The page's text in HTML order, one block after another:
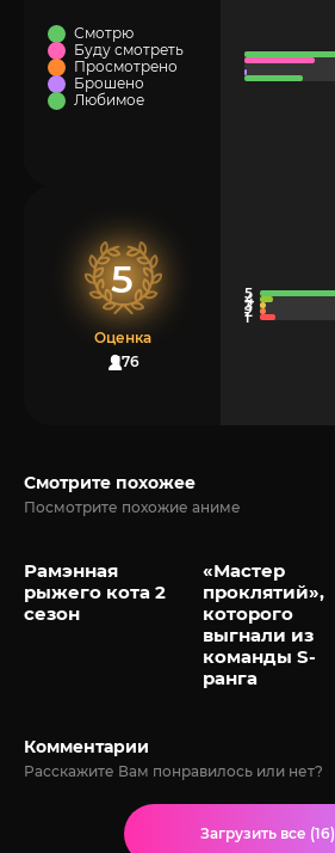
Смотрю
Буду смотреть
Просмотрено
Брошено
Любимое
5
Оценка
176
Смотрите похожее
Посмотрите похожие аниме
Рамэнная
рыжего кота 2
сезон
«Мастер
проклятий»,
которого
выгнали из
команды S-
ранга
Комментарии
Расскажите Вам понравилось или нет?
Загрузить все (16)